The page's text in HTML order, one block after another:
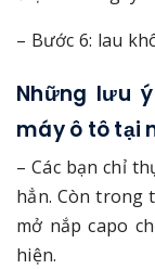
– Bước 6: lau
Những lưu
máy ô tô tại
– Các bạn chỉ
hẳn. Còn trong
mở nắp capo
hiện.